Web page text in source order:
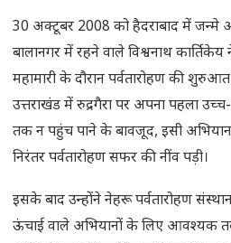
30 अक्टूबर 2008 को हैदराबाद में जन्मे
बालानगर में रहने वाले विश्वनाथ
महामारी के दौरान पर्वतारोहण की
उत्तराखंड में रुद्रगैरा पर अपना पहला
तक न पहुंच पाने के बावजूद, इसी
निरंतर पर्वतारोहण सफर की नींव पड़ी।
इसके बाद उन्होंने नेहरू पर्वतारोहण
ऊंचाई वाले अभियानों के लिए आवश्यक